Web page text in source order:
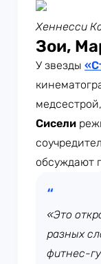
Хеннесси
Зои,
У звезды «
Сисели
обсуждают
«Это
разных
фитнес-